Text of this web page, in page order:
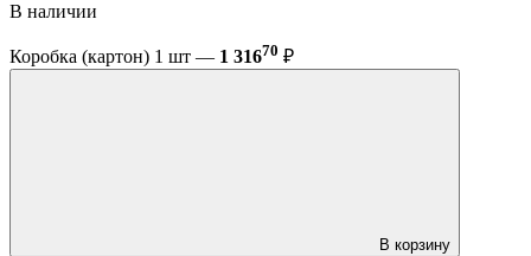
В наличии
Коробка (картон) 1 шт — 1 31670 ₽
В корзину